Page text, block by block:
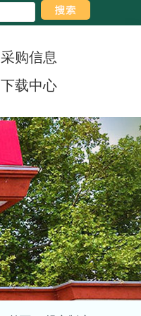
采购信息
下载中心